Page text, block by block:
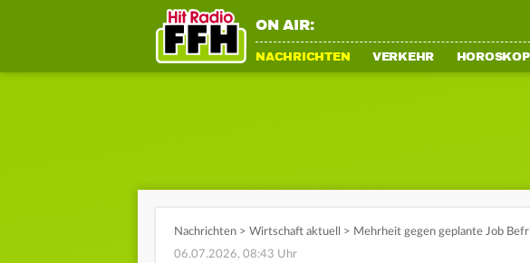
ON AIR:
NACHRICHTEN VERKEHR HOROSKOP
Nachrichten > Wirtschaft aktuell > Mehrheit gegen geplante Job
06.07.2026, 08:43 Uhr